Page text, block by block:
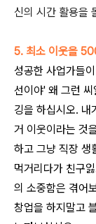
신의 시간 활용을
5. 최소 이웃을
성공한 사업가들
선이야' 왜 그런
깅을 하십시오. 내
거 이웃이라는 것
하고 그냥 직장 생
먹거리다가 친구
의 소중함은 겪어
창업을 하지말고